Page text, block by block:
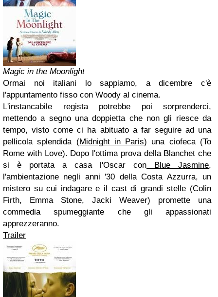
Magic in the Moonlight
Ormai noi italiani lo sappiamo, a dicembre c'è
l'appuntamento fisso con Woody al cinema.
L'instancabile regista potrebbe poi sorprenderci,
mettendo a segno una doppietta che non gli riesce da
tempo, visto come ci ha abituato a far seguire ad una
pellicola splendida (Midnight in Paris) una ciofeca (To
Rome with Love). Dopo l'ottima prova della Blanchet che
si è portata a casa l'Oscar con Blue Jasmine,
l'ambientazione negli anni '30 della Costa Azzurra, un
mistero su cui indagare e il cast di grandi stelle (Colin
Firth, Emma Stone, Jacki Weaver) promette una
commedia spumeggiante che gli appassionati
apprezzeranno.
Trailer